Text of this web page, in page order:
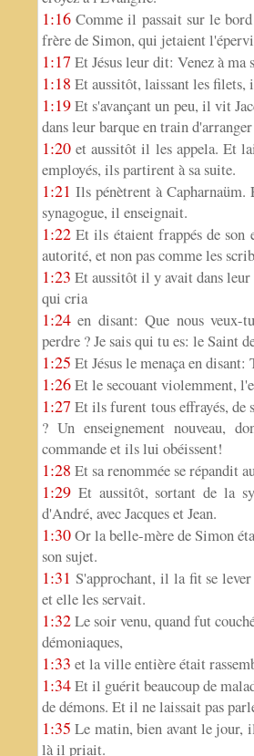
1:16 Comme il passait sur le
frère de Simon, qui jetaient
1:17 Et Jésus leur dit: Venez à ma
1:18 Et aussitôt, laissant les
1:19Et s'avançant un peu, il vit
dans leur barque en train
1:20 et aussitôt il les appela. Et
employés, ils partirent à sa suite.
1:21 Ils pénètrent à
synagogue, il enseignait.
1:22 Et ils étaient frappés de son
autorité, et non pas comme les
1:23 Et aussitôt il y avait dans
qui cria
1:24 en disant: Que nous veux-
perdre ? Je sais qui tu es: le Saint
1:25 Et Jésus le menaça en
1:26Et le secouant violemment,
1:27 Et ils furent tous effrayés, de
? Un enseignement nouveau,
commande et ils lui obéissent!
1:28 Et sa renommée se répandit
1:29 Et aussitôt, sortant de la
d'André, avec Jacques et Jean.
1:30Or la belle-mère de Simon
son sujet.
1:31 S'approchant, il la fit se
et elle les servait.
1:32Le soir venu, quand fut
démoniaques,
1:33 et la ville entière était
1:34Et il guérit beaucoup de
de démons. Et il ne laissait pas
1:35 Le matin, bien avant le jour,
là il priait.